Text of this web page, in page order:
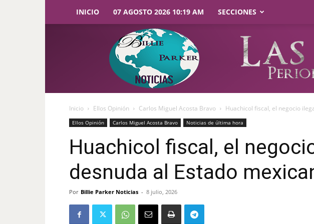
INICIO 07 AGOSTO 2026 10:19 AM SECCIONES
Parker
Noticias
Inicio Ellos Opinión Carlos Miguel Acosta Bravo Huachicol fiscal, el negocio
Ellos Opinión Carlos Miguel Acosta Bravo Noticias de última hora
Huachicol fiscal, el
desnuda al Estado
Por Billie Parker Noticias - 8 julio, 2026